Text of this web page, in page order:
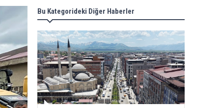
Bu Kategorideki Diğer Haberler